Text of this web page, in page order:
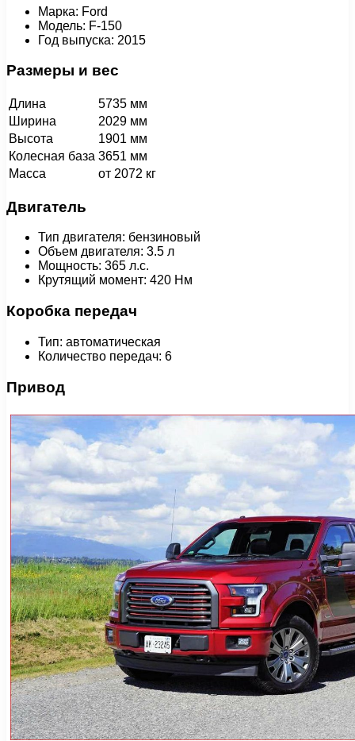
Марка: Ford
Модель: F-150
Год выпуска: 2015
Размеры и вес
Длина
5735 мм
Ширина
2029 мм
Высота
1901 мм
Колесная база 3651 мм
Масса
от 2072 кг
Двигатель
Тип двигателя: бензиновый
Объем двигателя: 3.5 л
Мощность: 365 л.с.
Крутящий момент: 420 Нм
Коробка передач
Тип: автоматическая
Количество передач: 6
Привод